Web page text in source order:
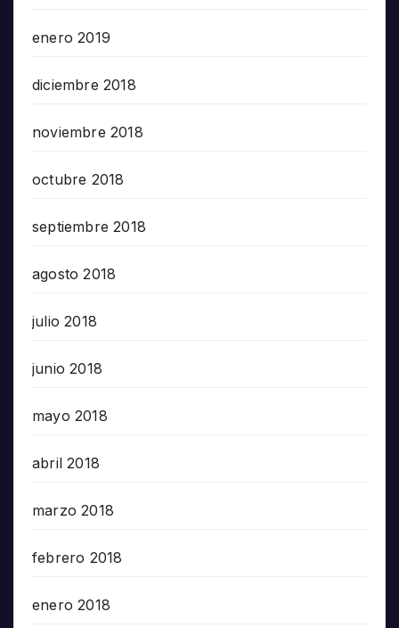
enero 2019
diciembre 2018
noviembre 2018
octubre 2018
septiembre 2018
agosto 2018
julio 2018
junio 2018
mayo 2018
abril 2018
marzo 2018
febrero 2018
enero 2018